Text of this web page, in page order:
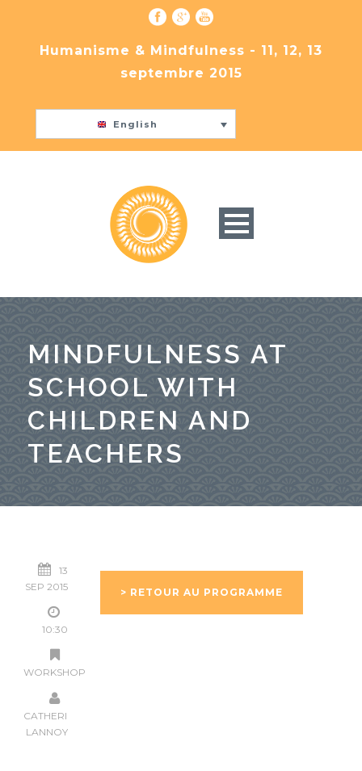
Humanisme & Mindfulness - 11, 12, 13
septembre 2015
English
MINDFULNESS AT
SCHOOL WITH
CHILDREN AND
TEACHERS
13
SEP 2015
10:30
WORKSHOP
CATHERINE
LANNOY
> RETOUR AU PROGRAMME